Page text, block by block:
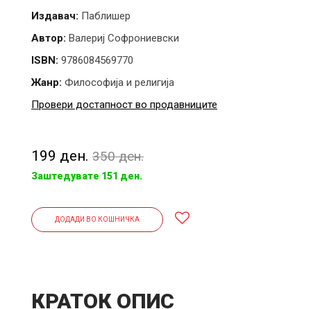
Издавач: Паблишер
Автор: Валериј Софрониевски
ISBN: 9786084569770
Жанр: Философија и религија
Провери достапност во продавниците
199 ден. 350 ден.
Заштедувате 151 ден.
ДОДАДИ ВО КОШНИЧКА
КРАТОК ОПИС